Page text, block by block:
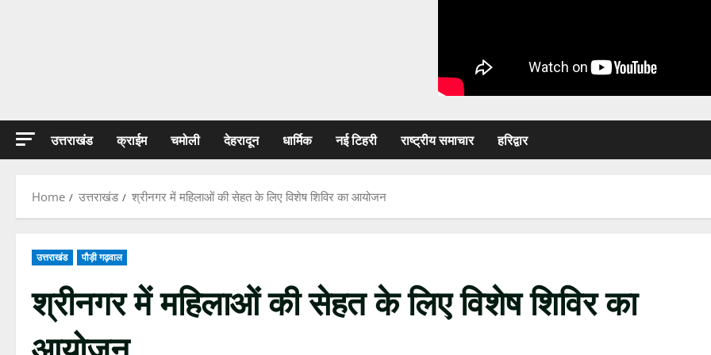
उत्तराखंड क्राईम चमोली देहरादून धार्मिक नई टिहरी राष्ट्रीय समाचार हरिद्वार
Home उत्तराखंड श्रीनगर में महिलाओं की सेहत के लिए विशेष शिविर का आयोजन
उत्तराखंड पौड़ी गढ़वाल
श्रीनगर में महिलाओं की सेहत के लिए विशेष शिविर का